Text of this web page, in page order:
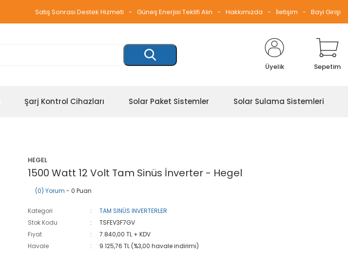
Satış Sonrası Destek Hizmeti Güneş Enerjisi Teklifi Alın Hakkımızda İletişim Bayi Girişi
Üyelik Sepetim
Şarj Kontrol Cihazları Solar Paket Sistemler Solar Sulama Sistemleri
HEGEL
1500 Watt 12 Volt Tam Sinüs İnverter - Hegel
(0) Yorum - 0 Puan
Kategori
TAM SİNÜS INVERTERLER
Stok Kodu
TSFEV3F7GV
Fiyat
7.840,00 TL + KDV
Havale
9.125,76 TL (%3,00 havale indirimi)